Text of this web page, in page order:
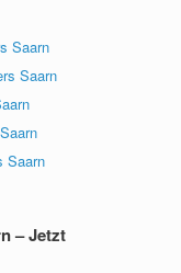
Saarn
Saarn
Saarn
– Jetzt